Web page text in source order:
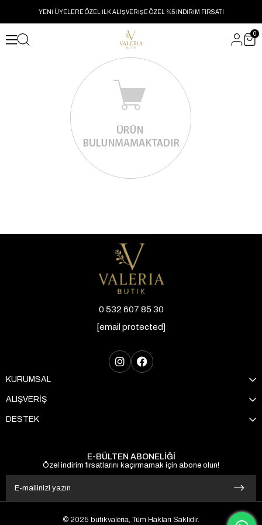
YENİ ÜYELERE ÖZEL İLK ALIŞVERİŞE ÖZEL %5 İNDİRİM FIRSATI
0
0 532 607 85 30
[email protected]
KURUMSAL
ALIŞVERİŞ
DESTEK
E-BÜLTEN ABONELİĞİ
Özel indirim fırsatlarını kaçırmamak için abone olun!
© 2025 butikvaleria, Tüm Hakları Saklıdır.